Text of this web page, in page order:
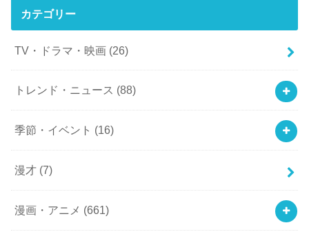
カテゴリー
TV・ドラマ・映画 (26)
トレンド・ニュース (88)
季節・イベント (16)
漫才 (7)
漫画・アニメ (661)